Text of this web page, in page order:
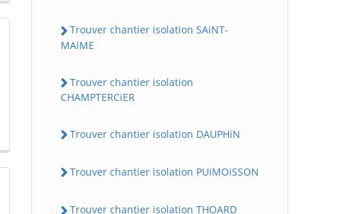
Trouver chantier isolation SAiNT-
MAiME
Trouver chantier isolation
CHAMPTERCiER
Trouver chantier isolation DAUPHiN
Trouver chantier isolation PUiMOiSSON
Trouver chantier isolation THOARD